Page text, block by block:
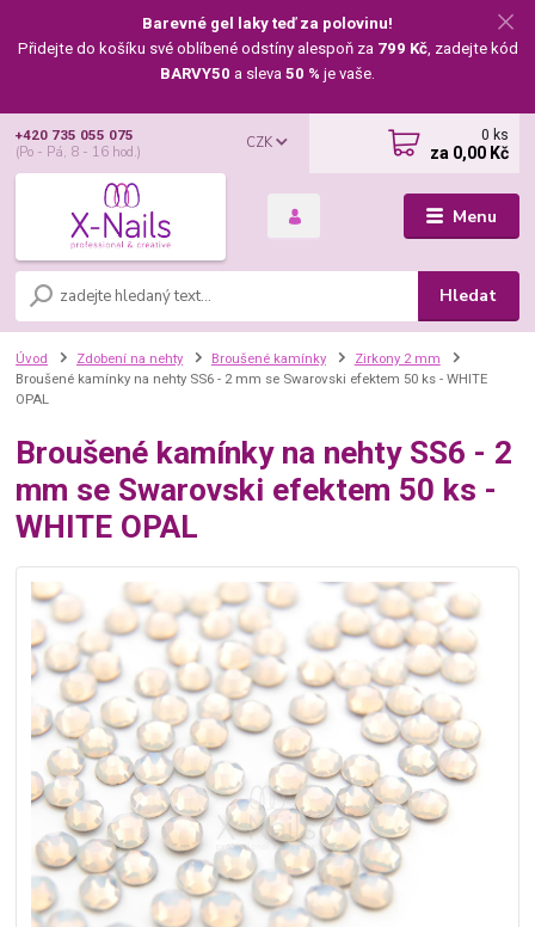
Barevné gel laky teď za polovinu!
Přidejte do košíku své oblíbené odstíny alespoň za 799 Kč, zadejte kód
BARVY50 a sleva 50 % je vaše.
Menu
CZK
Hledat
+420 735 055 075
(Po - Pá, 8 - 16 hod.)
0 ks
za 0,00 Kč
Úvod Zdobení na nehty Broušené kamínky
Zirkony 2 mm
Broušené kamínky na nehty SS6 - 2 mm se Swarovski efektem 50 ks - WHITE
OPAL
Broušené kamínky na nehty SS6 - 2
mm se Swarovski efektem 50 ks -
WHITE OPAL